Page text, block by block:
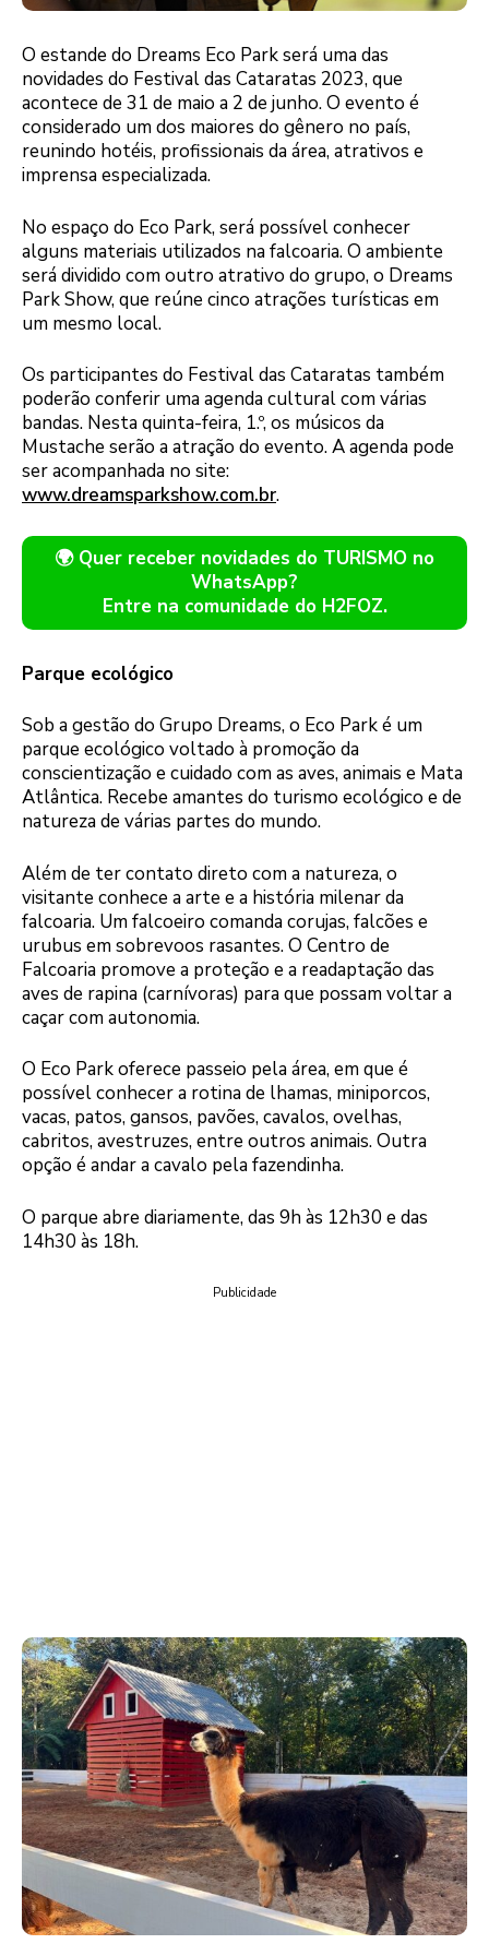
O estande do Dreams Eco Park será uma das
novidades do Festival das Cataratas 2023, que
acontece de 31 de maio a 2 de junho. O evento é
considerado um dos maiores do gênero no país,
reunindo hotéis, profissionais da área, atrativos e
imprensa especializada.
No espaço do Eco Park, será possível conhecer
alguns materiais utilizados na falcoaria. O ambiente
será dividido com outro atrativo do grupo, o Dreams
Park Show, que reúne cinco atrações turísticas em
um mesmo local.
Os participantes do Festival das Cataratas também
poderão conferir uma agenda cultural com várias
bandas. Nesta quinta-feira, 1.º, os músicos da
Mustache serão a atração do evento. A agenda pode
ser acompanhada no site:
www.dreamsparkshow.com.br.
🌍 Quer receber novidades do TURISMO no
WhatsApp?
Entre na comunidade do H2FOZ.
Parque ecológico
Sob a gestão do Grupo Dreams, o Eco Park é um
parque ecológico voltado à promoção da
conscientização e cuidado com as aves, animais e Mata
Atlântica. Recebe amantes do turismo ecológico e de
natureza de várias partes do mundo.
Além de ter contato direto com a natureza, o
visitante conhece a arte e a história milenar da
falcoaria. Um falcoeiro comanda corujas, falcões e
urubus em sobrevoos rasantes. O Centro de
Falcoaria promove a proteção e a readaptação das
aves de rapina (carnívoras) para que possam voltar a
caçar com autonomia.
O Eco Park oferece passeio pela área, em que é
possível conhecer a rotina de lhamas, miniporcos,
vacas, patos, gansos, pavões, cavalos, ovelhas,
cabritos, avestruzes, entre outros animais. Outra
opção é andar a cavalo pela fazendinha.
O parque abre diariamente, das 9h às 12h30 e das
14h30 às 18h.
Publicidade